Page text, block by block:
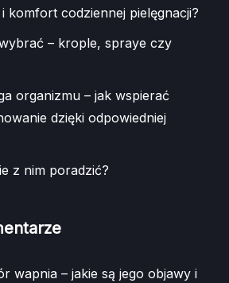
komfort codziennej pielęgnacji?
– krople, spraye czy
organizmu – jak wspierać
dzięki odpowiedniej
z nim poradzić?
wapnia – jakie są jego objawy i